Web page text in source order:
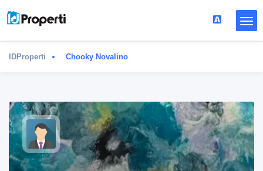
IDProperti Chooky Novalino